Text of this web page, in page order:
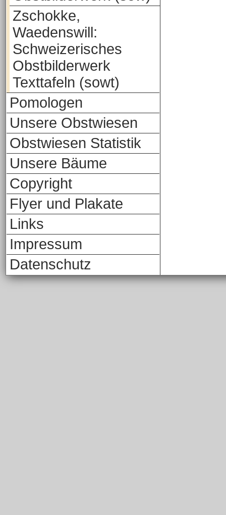
Zschokke,
Waedenswill:
Schweizerisches
Obstbilderwerk
Texttafeln (sowt)
Pomologen
Unsere Obstwiesen
Obstwiesen Statistik
Unsere Bäume
Copyright
Flyer und Plakate
Links
Impressum
Datenschutz